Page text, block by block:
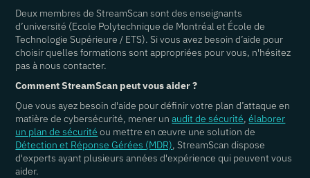
Deux membres de StreamScan sont des enseignants
d’université (Ecole Polytechnique de Montréal et École de
Technologie Supérieure / ETS). Si vous avez besoin d’aide pour
choisir quelles formations sont appropriées pour vous, n'hésitez
pas à nous contacter.
Comment StreamScan peut vous aider ?
Que vous ayez besoin d'aide pour définir votre plan d’attaque en
matière de cybersécurité, mener unaudit de sécurité,élaborer
un plan de sécurité ou mettre en œuvre une solution de
Détection et Réponse Gérées (MDR), StreamScan dispose
d'experts ayant plusieurs années d'expérience qui peuvent vous
aider.